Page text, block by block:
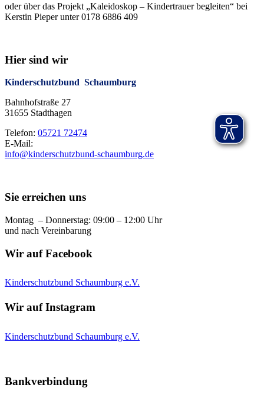
oder über das Projekt „Kaleidoskop – Kindertrauer begleiten“ bei
Kerstin Pieper unter 0178 6886 409
Hier sind wir
Kinderschutzbund Schaumburg
Bahnhofstraße 27
31655 Stadthagen
Telefon: 05721 72474
E-Mail:
info@kinderschutzbund-schaumburg.de
Sie erreichen uns
Montag – Donnerstag: 09:00 – 12:00 Uhr
und nach Vereinbarung
Wir auf Facebook
Kinderschutzbund Schaumburg e.V.
Wir auf Instagram
Kinderschutzbund Schaumburg e.V.
Bankverbindung